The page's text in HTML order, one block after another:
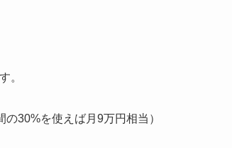
。
30%を使えば月9万円相当）